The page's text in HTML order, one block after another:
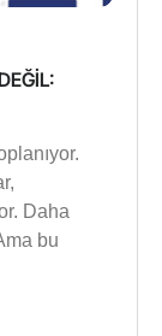
Daha
bu